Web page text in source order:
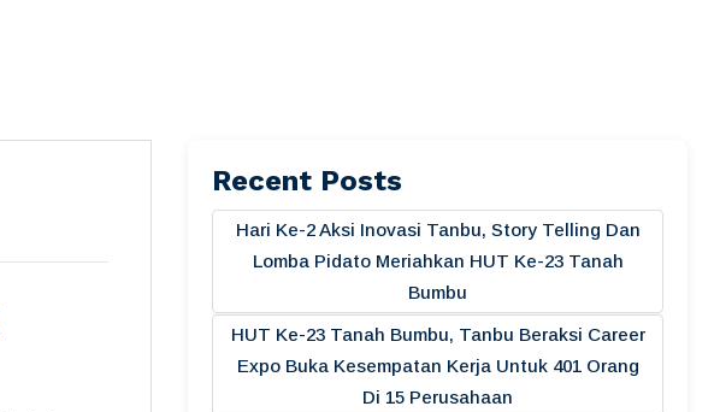
Recent Posts
Hari Ke-2 Aksi Inovasi Tanbu, Story Telling Dan
Lomba Pidato Meriahkan HUT Ke-23 Tanah
Bumbu
HUT Ke-23 Tanah Bumbu, Tanbu Beraksi Career
Expo Buka Kesempatan Kerja Untuk 401 Orang
Di 15 Perusahaan